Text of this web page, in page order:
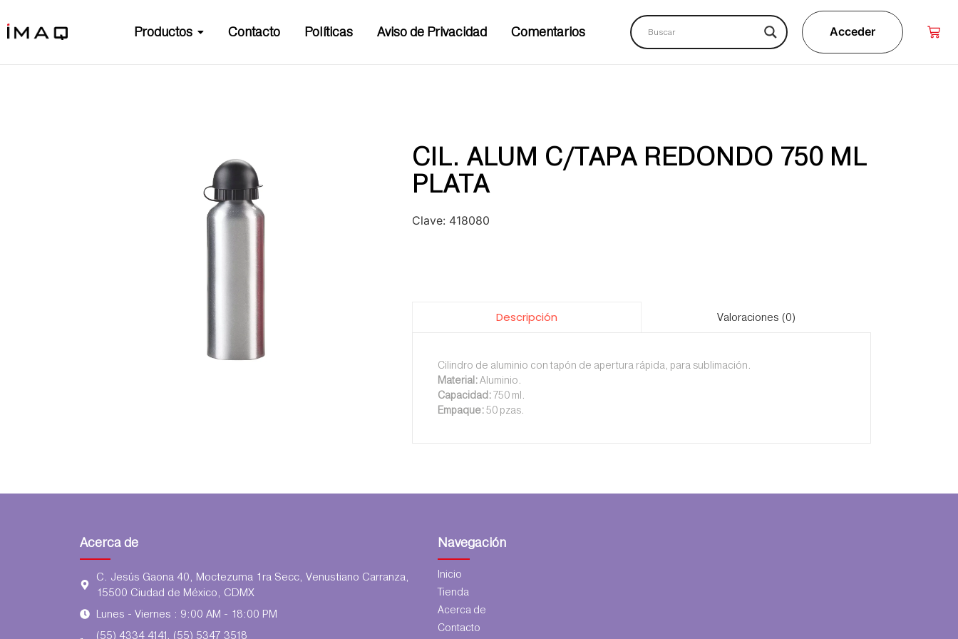
Productos Contacto Políticas Aviso de Privacidad Comentarios Acceder
CIL. ALUM C/TAPA REDONDO 750 ML
PLATA
Clave: 418080
Descripción Valoraciones (0)
Cilindro de aluminio con tapón de apertura rápida, para sublimación.
Material:Aluminio.
Capacidad:750 ml.
Empaque:50 pzas.
Acerca de
C. Jesús Gaona 40, Moctezuma 1ra Secc, Venustiano Carranza,
15500 Ciudad de México, CDMX
Lunes - Viernes : 9:00 AM - 18:00 PM
(55) 4334 4141, (55) 5347 3518
Navegación
Inicio
Tienda
Acerca de
Contacto